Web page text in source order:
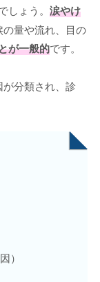
ょう。 涙やけ
量や流れ、目の
が一般的です。
が分類され、診
）